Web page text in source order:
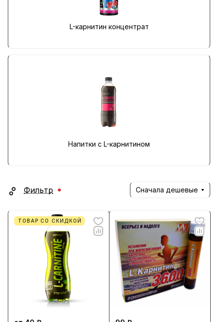
L-карнитин концентрат
Напитки с L-карнитином
Фильтр Сначала дешевые
ТОВАР СО СКИДКОЙ